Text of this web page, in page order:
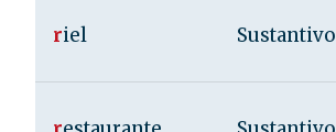
riel Sustantivo